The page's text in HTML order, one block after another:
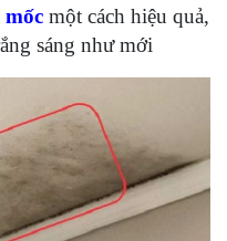
một cách hiệu quả,
sáng như mới